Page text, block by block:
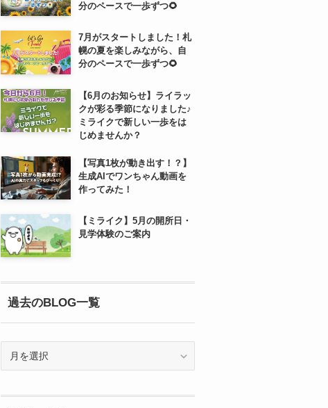
分のペースで一歩ずつ🌻
7月がスタートしました！札
幌の夏を楽しみながら、自
分のペースで一歩ずつ🌻
【6月のお知らせ】ライラッ
クが彩る季節になりました♪
ミライクで新しい一歩をは
じめませんか？
【写真1枚が動き出す！？】
生成AIでワンちゃん動画を
作ってみた！
【ミライク】5月の開所日・
見学体験のご案内
過去のBLOG一覧
BLOG